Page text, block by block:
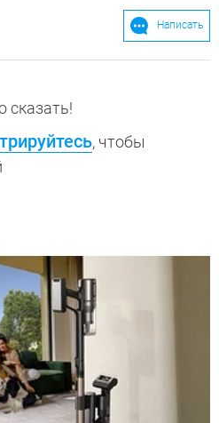
Написать
сказать!
, чтобы